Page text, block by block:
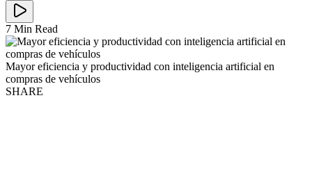
7 Min Read
Mayor eficiencia y productividad con inteligencia artificial en
compras de vehículos
SHARE